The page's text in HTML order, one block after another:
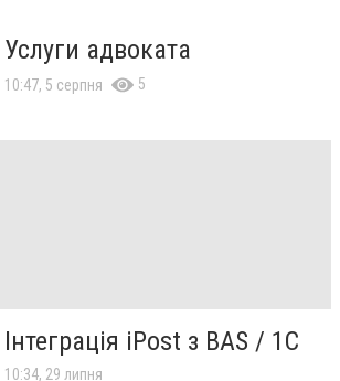
Услуги адвоката
10:47, 5 серпня 5
Інтеграція iPost з BAS / 1С
10:34, 29 липня